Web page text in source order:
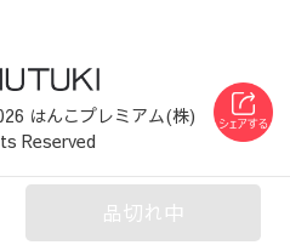
はんこプレミアム(株)
Reserved
品切れ中